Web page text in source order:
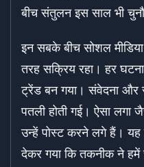
बीच संतुलन इस साल भी
इन सबके बीच सोशल
तरह सक्रिय रहा। हर
ट्रेंड बन गया। संवेदना
पतली होती गई। ऐसा
उन्हें पोस्ट करने लगे हैं।
देकर गया कि तकनीक ने हमें